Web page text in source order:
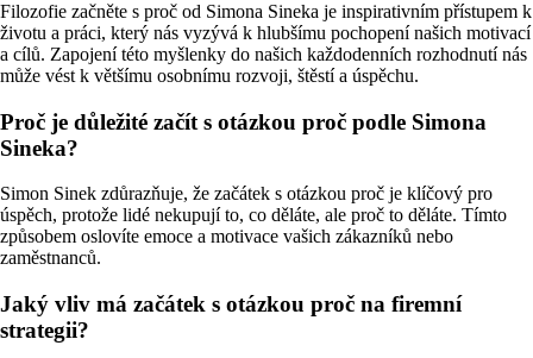
Filozofie začněte s proč od Simona Sineka je inspirativním přístupem k
životu a práci, který nás vyzývá k hlubšímu pochopení našich motivací
a cílů. Zapojení této myšlenky do našich každodenních rozhodnutí nás
může vést k většímu osobnímu rozvoji, štěstí a úspěchu.
Proč je důležité začít s otázkou proč podle Simona
Sineka?
Simon Sinek zdůrazňuje, že začátek s otázkou proč je klíčový pro
úspěch, protože lidé nekupují to, co děláte, ale proč to děláte. Tímto
způsobem oslovíte emoce a motivace vašich zákazníků nebo
zaměstnanců.
Jaký vliv má začátek s otázkou proč na firemní
strategii?